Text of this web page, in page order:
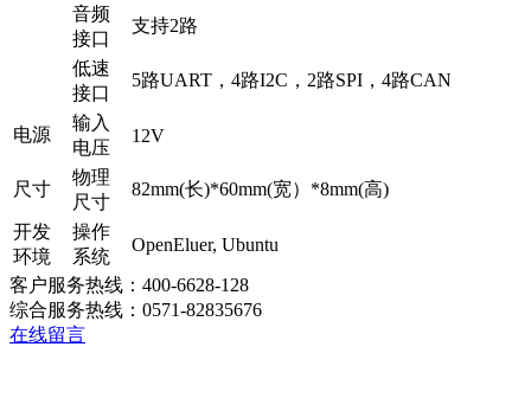
音频
接口
支持2路
低速
接口
5路UART，4路I2C，2路SPI，4路CAN
电源
输入
电压
12V
尺寸
物理
尺寸
82mm(长)*60mm(宽）*8mm(高)
开发
环境
操作
系统
OpenEluer, Ubuntu
客户服务热线：400-6628-128
综合服务热线：0571-82835676
在线留言